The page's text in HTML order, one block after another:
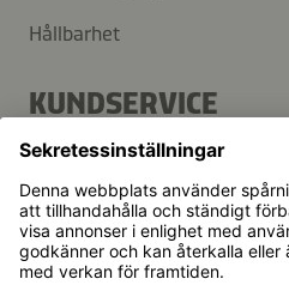
Hållbarhet
KUNDSERVICE
FAQ
Kontakt
Nyhetsbrev